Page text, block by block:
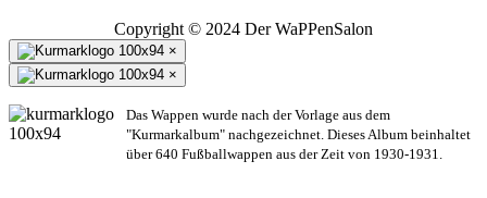
Copyright © 2024 Der WaPPenSalon
×
×
Das Wappen wurde nach der Vorlage aus dem
"Kurmarkalbum" nachgezeichnet. Dieses Album beinhaltet
über 640 Fußballwappen aus der Zeit von 1930-1931.